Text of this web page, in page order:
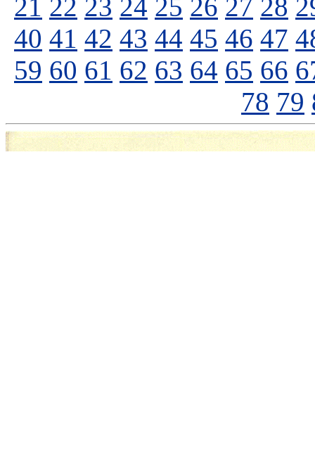
21 22 23 24 25 26 27 28
40 41 42 43 44 45 46 47
59 60 61 62 63 64 65 66
78 79